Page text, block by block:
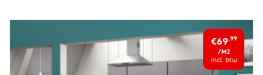
€69,99
/M2
incl. btw